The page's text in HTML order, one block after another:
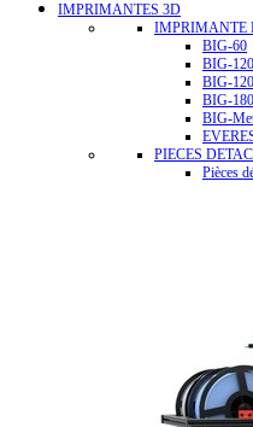
IMPRIMANTES 3D
IMPRIMANTE
BIG-60
BIG-
BIG-
BIG-
BIG-
PIECES
Pièces